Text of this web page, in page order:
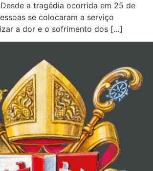
a tragédia ocorrida em 25 de
se colocaram a serviço
a dor e o sofrimento dos […]